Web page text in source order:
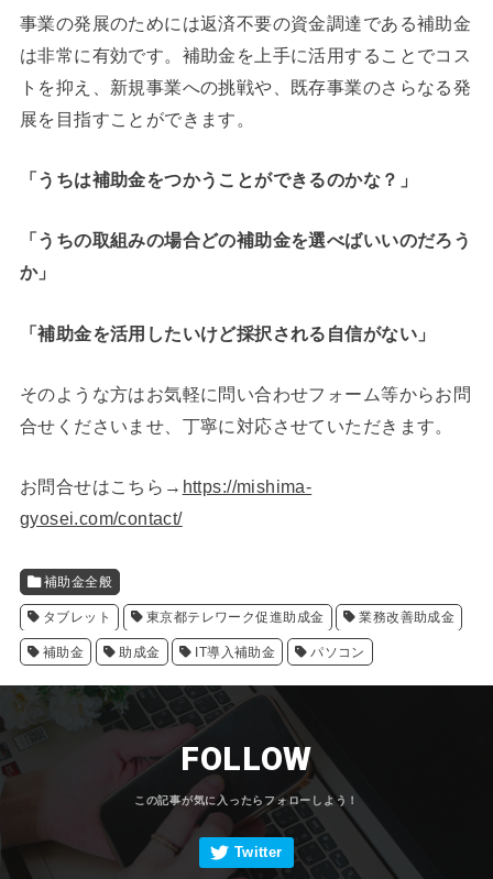
事業の発展のためには返済不要の資金調達である補助金
は非常に有効です。補助金を上手に活用することでコス
トを抑え、新規事業への挑戦や、既存事業のさらなる発
展を目指すことができます。
「うちは補助金をつかうことができるのかな？」
「うちの取組みの場合どの補助金を選べばいいのだろう
か」
「補助金を活用したいけど採択される自信がない」
そのような方はお気軽に問い合わせフォーム等からお問
合せくださいませ、丁寧に対応させていただきます。
お問合せはこちら→ https://mishima-
gyosei.com/contact/
補助金全般
タブレット 東京都テレワーク促進助成金 業務改善助成金
補助金 助成金 IT導入補助金 パソコン
FOLLOW